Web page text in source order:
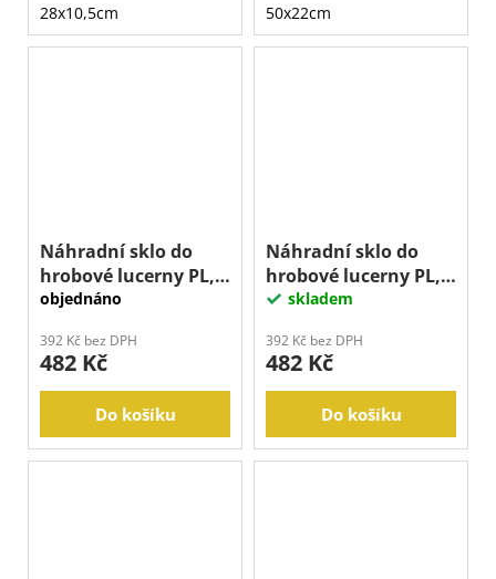
28x10,5cm 50x22cm
Náhradní sklo do
hrobové lucerny PL,
80x100 mm
objednáno
392 Kč bez DPH
482 Kč
Do košíku
Náhradní sklo do
hrobové lucerny PL,
80x160 mm
skladem
392 Kč bez DPH
482 Kč
Do košíku